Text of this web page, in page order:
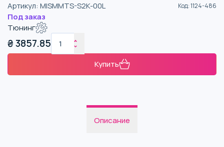
Артикул: MISMMTS-S2K-00L Код:1124-486
Под заказ
Тюнинг
₴3857.85
Купить
Описание